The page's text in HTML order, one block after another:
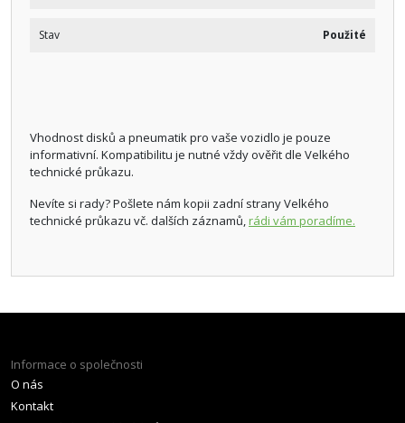
Stav Použité
Vhodnost disků a pneumatik pro vaše vozidlo je pouze
informativní. Kompatibilitu je nutné vždy ověřit dle Velkého
technické průkazu.
Nevíte si rady? Pošlete nám kopii zadní strany Velkého
technické průkazu vč. dalších záznamů,rádi vám poradíme.
Informace o společnosti
O nás
Kontakt